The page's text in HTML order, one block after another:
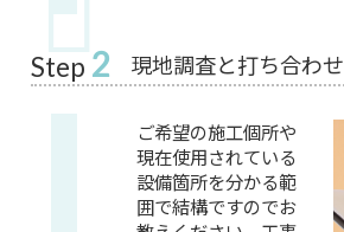
Step 2 現地調査と打ち合わせ
ご希望の施工個所や
現在使用されている
設備箇所を分かる範
囲で結構ですのでお